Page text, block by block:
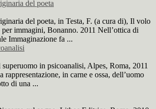
del poeta
del poeta, in Testa, F. (a cura di), Il volo
per immagini, Bonanno. 2011 Nell’ottica di
Immaginazione fa ...
in psicoanalisi, Alpes, Roma, 2011
in carne e ossa, dell’uomo
di una ...